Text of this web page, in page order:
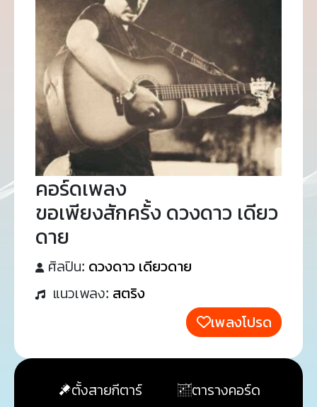
คอร์ดเพลง
ขอเพียงสักครั้ง ดวงดาว เดียว
ดาย
ศิลปิน: ดวงดาว เดียวดาย
แนวเพลง: สตริง
เพลงโปรด
ตั้งสายกีตาร์
ตารางคอร์ด